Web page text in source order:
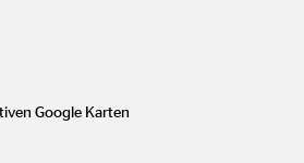
Google Karten